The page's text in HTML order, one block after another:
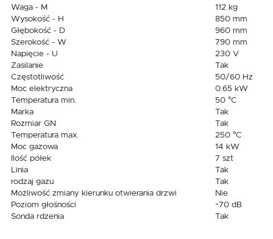
Waga - M
112 kg
Wysokość - H
850 mm
Głębokość - D
960 mm
Szerokość - W
790 mm
Napięcie - U
230 V
Zasilanie
Tak
Częstotliwość
50/60 Hz
Moc elektryczna
0.65 kW
Temperatura min.
50 °C
Marka
Tak
Rozmiar GN
Tak
Temperatura max.
250 °C
Moc gazowa
14 kW
Ilość półek
7 szt
Linia
Tak
rodzaj gazu
Tak
Możliwość zmiany kierunku otwierania drzwi
Nie
Poziom głośności
~70 dB
Sonda rdzenia
Tak